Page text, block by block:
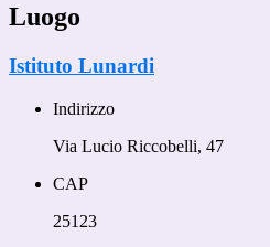
Luogo
Istituto Lunardi
Indirizzo
Via Lucio Riccobelli, 47
CAP
25123